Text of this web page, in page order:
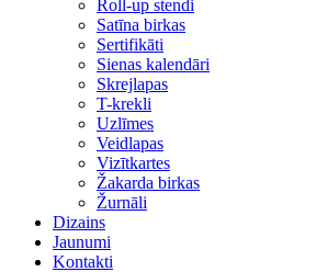
Roll-up stendi
Satīna birkas
Sertifikāti
Sienas kalendāri
Skrejlapas
T-krekli
Uzlīmes
Veidlapas
Vizītkartes
Žakarda birkas
Žurnāli
Dizains
Jaunumi
Kontakti